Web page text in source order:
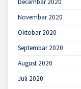
Decembar 2020
Novembar 2020
Oktobar 2020
Septembar 2020
August 2020
Juli 2020